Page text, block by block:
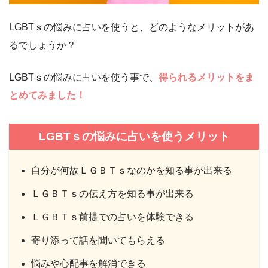
LGBTｓの悩みに占いを使うと、どのようなメリットがあ
るでしょうか？
LGBTｓの悩みに占いを使う事で、 得られるメリットをま
とめてみました！
LGBTｓの悩みに占いを使うメリット
自分が何故ＬＧＢＴｓなのかを知る事が出来る
ＬＧＢＴｓの伝え方を知る事が出来る
ＬＧＢＴｓ前提での占いを体験できる
寄り添って話を聞いてもらえる
悩みや心配事を解消できる